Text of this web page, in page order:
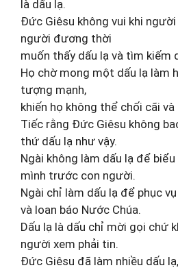
là dấu lạ.
Đức Giêsu không vui khi
người đương thời
muốn thấy dấu lạ và tìm kiếm
Họ chờ mong một dấu lạ làm
tượng mạnh,
khiến họ không thể chối cãi và
Tiếc rằng Đức Giêsu không
thứ dấu lạ như vậy.
Ngài không làm dấu lạ để
mình trước con người.
Ngài chỉ làm dấu lạ để phục
và loan báo Nước Chúa.
Dấu lạ là dấu chỉ mời gọi chứ
người xem phải tin.
Đức Giêsu đã làm nhiều dấu